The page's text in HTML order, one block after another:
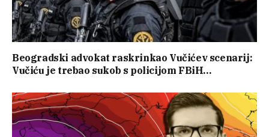
Beogradski advokat raskrinkao Vučićev scenarij:
Vučiću je trebao sukob s policijom FBiH…